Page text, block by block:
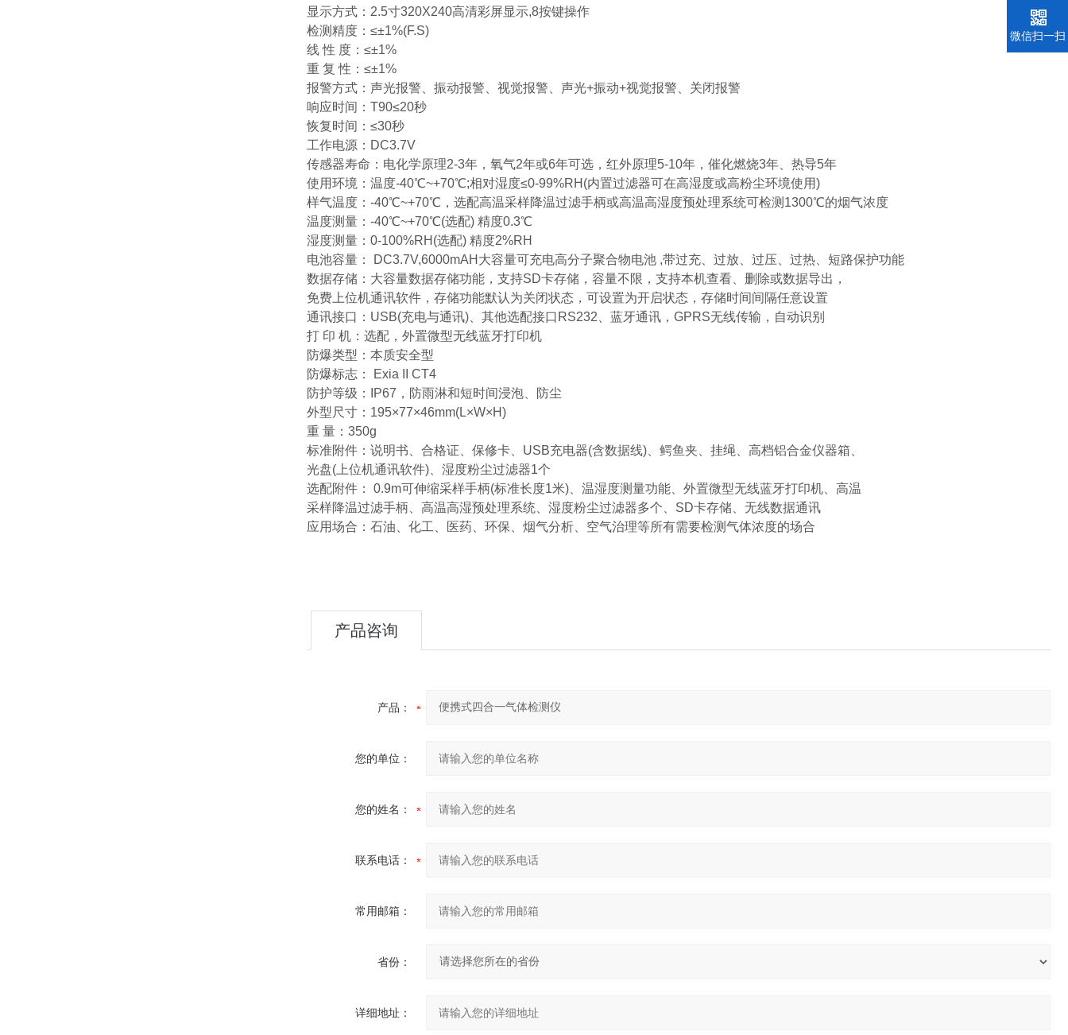
显示方式：2.5寸320X240高清彩屏显示,8按键操作
检测精度：≤±1%(F.S)
线 性 度：≤±1%
重 复 性：≤±1%
报警方式：声光报警、振动报警、视觉报警、声光+振动+视觉报警、关闭报警
响应时间：T90≤20秒
恢复时间：≤30秒
工作电源：DC3.7V
传感器寿命：电化学原理2-3年，氧气2年或6年可选，红外原理5-10年，催化燃烧3年、热导5年
使用环境：温度-40℃~+70℃;相对湿度≤0-99%RH(内置过滤器可在高湿度或高粉尘环境使用)
样气温度：-40℃~+70℃，选配高温采样降温过滤手柄或高温高湿度预处理系统可检测1300℃的烟气浓度
温度测量：-40℃~+70℃(选配) 精度0.3℃
湿度测量：0-100%RH(选配) 精度2%RH
电池容量： DC3.7V,6000mAH大容量可充电高分子聚合物电池 ,带过充、过放、过压、过热、短路保护功能
数据存储：大容量数据存储功能，支持SD卡存储，容量不限，支持本机查看、删除或数据导出，
免费上位机通讯软件，存储功能默认为关闭状态，可设置为开启状态，存储时间间隔任意设置
通讯接口：USB(充电与通讯)、其他选配接口RS232、蓝牙通讯，GPRS无线传输，自动识别
打 印 机：选配，外置微型无线蓝牙打印机
防爆类型：本质安全型
防爆标志： Exia II CT4
防护等级：IP67，防雨淋和短时间浸泡、防尘
外型尺寸：195×77×46mm(L×W×H)
重 量：350g
标准附件：说明书、合格证、保修卡、USB充电器(含数据线)、鳄鱼夹、挂绳、高档铝合金仪器箱、
光盘(上位机通讯软件)、湿度粉尘过滤器1个
选配附件： 0.9m可伸缩采样手柄(标准长度1米)、温湿度测量功能、外置微型无线蓝牙打印机、高温
采样降温过滤手柄、高温高湿预处理系统、湿度粉尘过滤器多个、SD卡存储、无线数据通讯
应用场合：石油、化工、医药、环保、烟气分析、空气治理等所有需要检测气体浓度的场合
产品咨询
产品：
您的单位：
您的姓名：
联系电话：
常用邮箱：
省份：
详细地址：
微信扫一扫